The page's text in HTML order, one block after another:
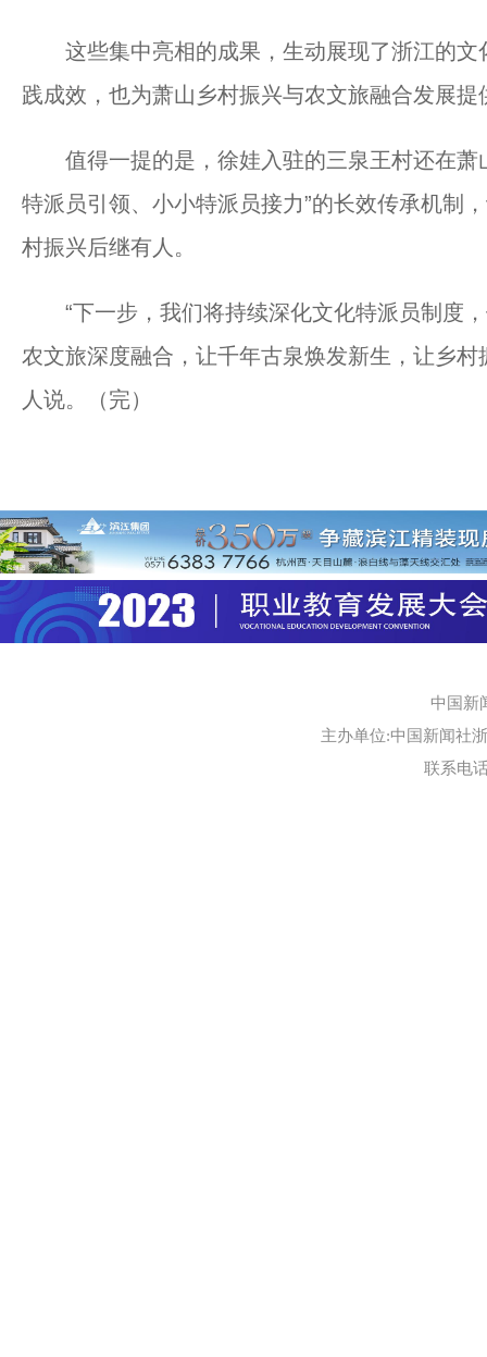
这些集中亮相的成果，生动展现了浙江的文
践成效，也为萧山乡村振兴与农文旅融合发展
值得一提的是，徐娃入驻的三泉王村还在萧
特派员引领、小小特派员接力”的长效传承机制
村振兴后继有人。
“下一步，我们将持续深化文化特派员制度，
农文旅深度融合，让千年古泉焕发新生，让乡
人说。（完）
中国新
主办单位:中国新闻社
联系电